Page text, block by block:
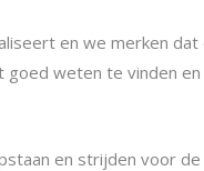
en we merken dat
weten te vinden
en strijden voor